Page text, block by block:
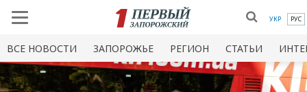
УКР РУС
ВСЕ НОВОСТИ ЗАПОРОЖЬЕ РЕГИОН СТАТЬИ